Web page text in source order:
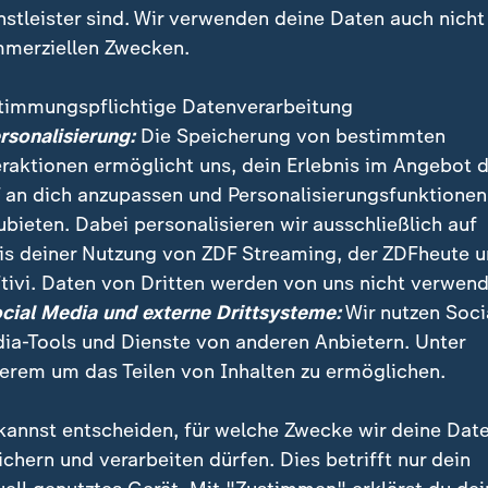
US-Regierung erstellter Expertenbericht zum
von Donald Trump. In dem Gutachten heißt
Realität. Trump hatte das mehrfach in Frage
sind. Wir verwenden deine Daten auch nicht
Zwecken.
Datenverarbeitung
Die Speicherung von bestimmten
ermöglicht uns, dein Erlebnis im Angebot
an dich anzupassen und Personalisierungsfunktionen
Dabei personalisieren wir ausschließlich auf
deiner Nutzung von ZDF Streaming, der ZDFheute
Daten von Dritten werden von uns nicht
Media und externe Drittsysteme:Wir nutzen
Tools und Dienste von anderen Anbietern. Unter
um das Teilen von Inhalten zu ermöglichen.
entscheiden, für welche Zwecke wir deine
und verarbeiten dürfen. Dies betrifft nur dein